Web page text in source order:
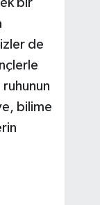
bir
de
bilime